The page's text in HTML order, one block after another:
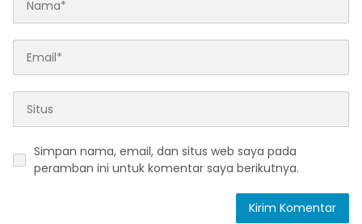
Simpan nama, email, dan situs web saya pada
peramban ini untuk komentar saya berikutnya.